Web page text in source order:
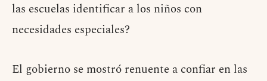
las escuelas identificar a los niños con
necesidades especiales?
El gobierno se mostró renuente a confiar en las